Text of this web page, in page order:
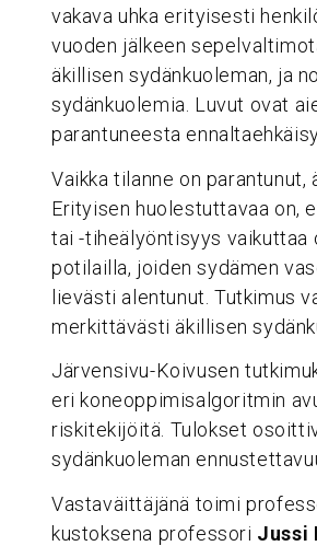
vakava uhka erityisesti
vuoden jälkeen
äkillisen sydänkuoleman, ja
sydänkuolemia. Luvut ovat
parantuneesta
Vaikka tilanne on
Erityisen huolestuttavaa on,
tai -tiheälyöntisyys vaikuttaa
potilailla, joiden sydämen
lievästi alentunut. Tutkimus
merkittävästi äkillisen
Järvensivu-Koivusen
eri koneoppimisalgoritmin
riskitekijöitä. Tulokset
sydänkuoleman
Vastaväittäjänä toimi
kustoksena professori Jussi